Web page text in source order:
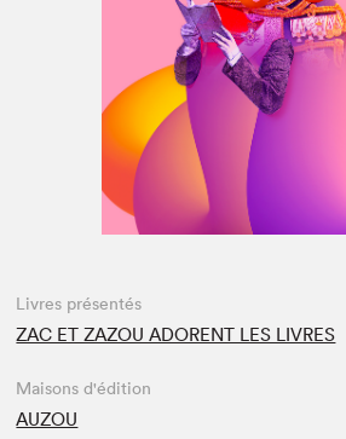
Espace médias
Livres présentés
ZAC ET ZAZOU ADORENT LES LIVRES
Maisons d'édition
AUZOU